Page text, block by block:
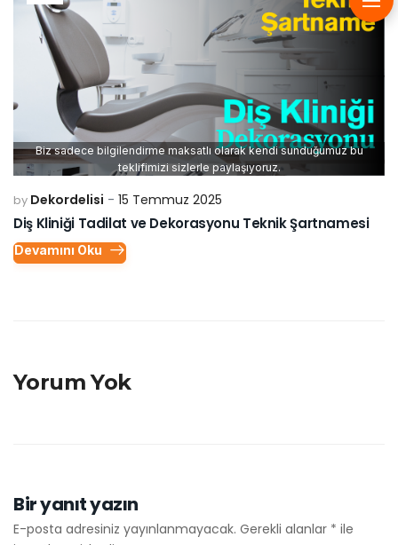
Biz sadece bilgilendirme maksatlı olarak kendi sunduğumuz bu
teklifimizi sizlerle paylaşıyoruz.
by Dekordelisi 15 Temmuz 2025
Diş Kliniği Tadilat ve Dekorasyonu Teknik Şartnamesi
Devamını Oku
Yorum Yok
Bir yanıt yazın
E-posta adresiniz yayınlanmayacak. Gerekli alanlar * ile